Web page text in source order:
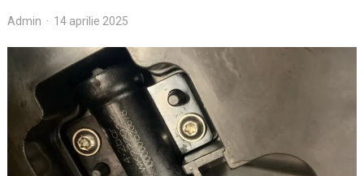
Admin · 14 aprilie 2025